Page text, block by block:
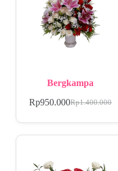
Bergkampa
Rp1.400.000
Rp950.000